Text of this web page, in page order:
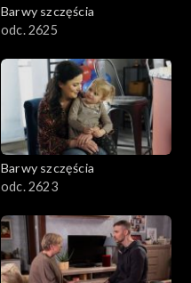
Barwy szczęścia
odc. 2625
Barwy szczęścia
odc. 2623